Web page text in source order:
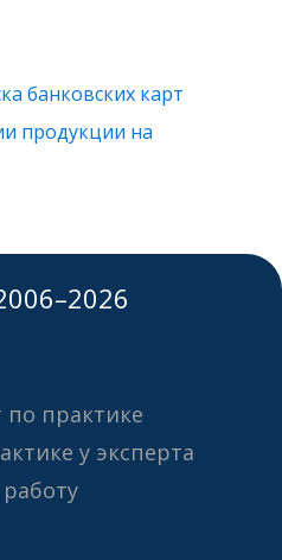
банковских карт
продукции на
по практике
у эксперта